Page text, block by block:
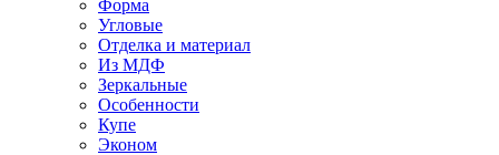
Форма
Угловые
Отделка и материал
Из МДФ
Зеркальные
Особенности
Купе
Эконом